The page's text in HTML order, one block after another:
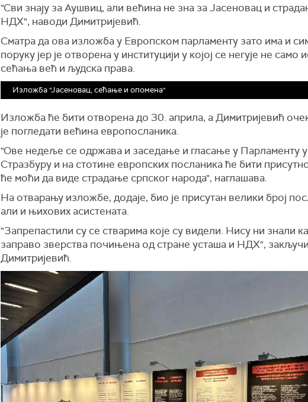
"Сви знају за Аушвиц, али већина не зна за Јасеновац и
НДХ", наводи Димитријевић.
Сматра да ова изложба у Европском парламенту зато има и
поруку јер је отворена у институцији у којој се негује не само
сећања већ и људска права.
Изложба "Јасеновац, сећање и опомена"
Изложба ће бити отворена до 30. априла, а Димитријевић
је погледати већина европосланика.
"Ове недеље се одржава и заседање и гласање у Парламенту у
Стразбуру и на стотине европских посланика ће бити
ће моћи да виде страдање српског народа", наглашава.
На отварању изложбе, додаје, био је присутан велики број
али и њихових асистената.
"Запрепастили су се стварима које су видели. Нису ни знали
заправо зверства почињена од стране усташа и НДХ",
Димитријевић.